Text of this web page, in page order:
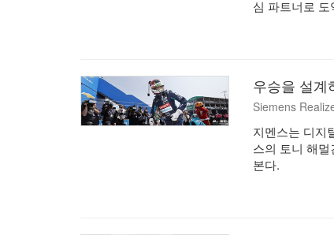
심 파트너로
우승을 설계
Siemens
지멘스는 디지
스의 토니 해멀
본다.